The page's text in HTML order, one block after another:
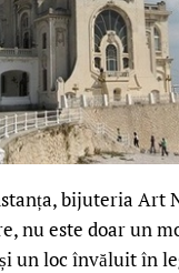
bijuteria Art
nu este doar un
un loc învăluit în